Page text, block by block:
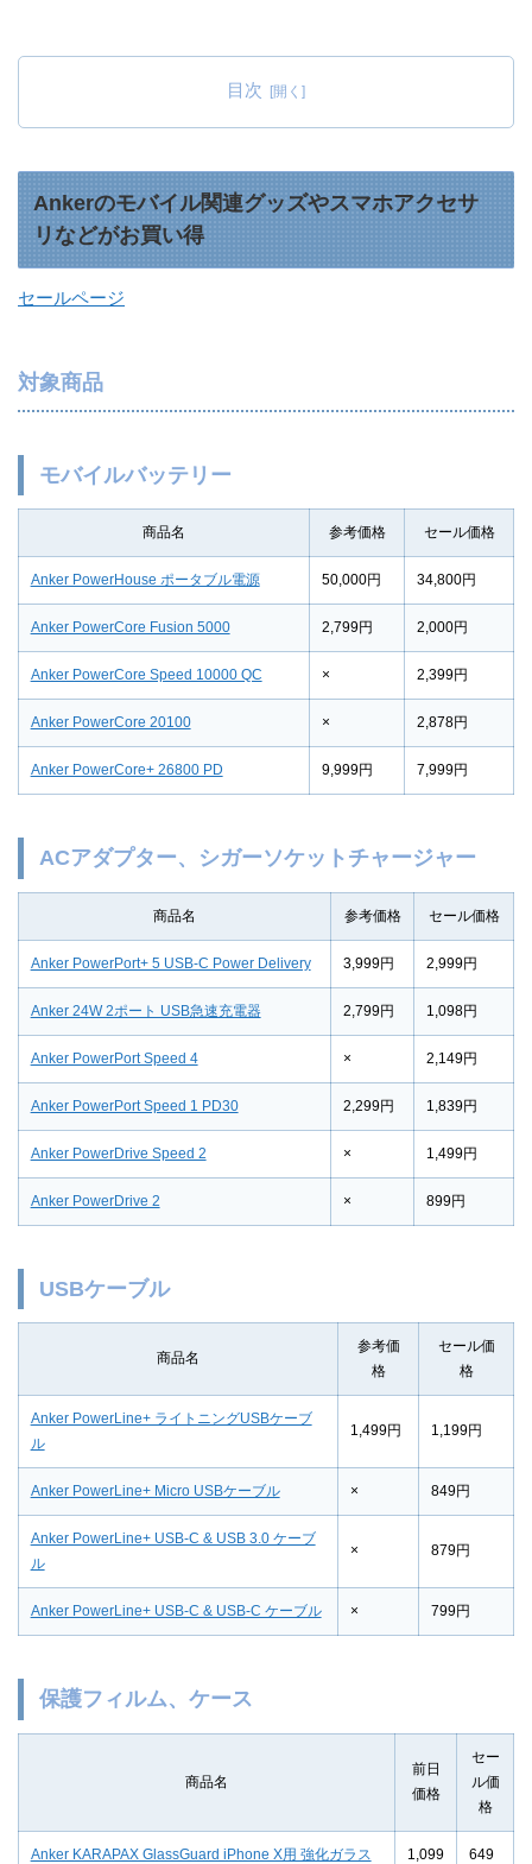
目次
Ankerのモバイル関連グッズやスマホアクセサ
リなどがお買い得
セールページ
対象商品
モバイルバッテリー
商品名 参考価格 セール価格
Anker PowerHouse ポータブル電源 50,000円 34,800円
Anker PowerCore Fusion 5000 2,799円 2,000円
Anker PowerCore Speed 10000 QC × 2,399円
Anker PowerCore 20100 × 2,878円
Anker PowerCore+ 26800 PD 9,999円 7,999円
ACアダプター、シガーソケットチャージャー
商品名 参考価格 セール価格
Anker PowerPort+ 5 USB-C Power Delivery 3,999円 2,999円
Anker 24W 2ポート USB急速充電器 2,799円 1,098円
Anker PowerPort Speed 4 × 2,149円
Anker PowerPort Speed 1 PD30 2,299円 1,839円
Anker PowerDrive Speed 2 × 1,499円
Anker PowerDrive 2 × 899円
USBケーブル
商品名
参考価
格
セール価
格
Anker PowerLine+ ライトニングUSBケーブ
ル
1,499円 1,199円
Anker PowerLine+ Micro USBケーブル × 849円
Anker PowerLine+ USB-C & USB 3.0 ケーブ
ル
× 879円
Anker PowerLine+ USB-C & USB-C ケーブル × 799円
保護フィルム、ケース
商品名
前日
価格
セー
ル価
格
Anker KARAPAX GlassGuard iPhone X用 強化ガラス
1,099
649